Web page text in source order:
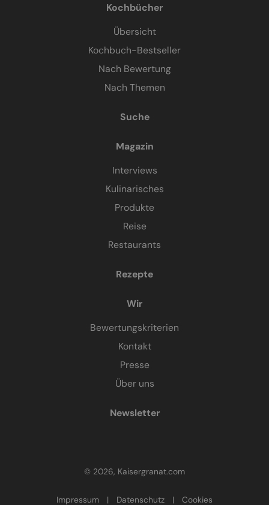
Kochbücher
Übersicht
Kochbuch-Bestseller
Nach Bewertung
Nach Themen
Suche
Magazin
Interviews
Kulinarisches
Produkte
Reise
Restaurants
Rezepte
Wir
Bewertungskriterien
Kontakt
Presse
Über uns
Newsletter
© 2026, Kaisergranat.com
Impressum | Datenschutz | Cookies